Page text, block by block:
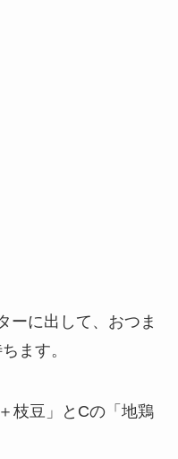
ーに出して、おつま
ます。
枝豆」とCの「地鶏